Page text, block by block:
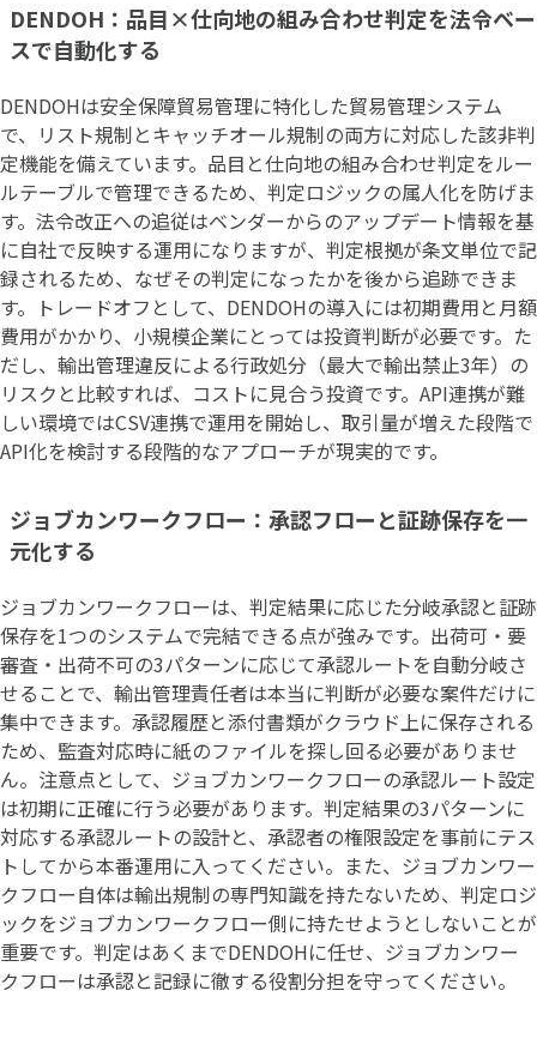
DENDOH：品目×仕向地の組み合わせ判定を法令ベー
スで自動化する
DENDOHは安全保障貿易管理に特化した貿易管理システム
で、リスト規制とキャッチオール規制の両方に対応した該非判
定機能を備えています。品目と仕向地の組み合わせ判定をルー
ルテーブルで管理できるため、判定ロジックの属人化を防げま
す。法令改正への追従はベンダーからのアップデート情報を基
に自社で反映する運用になりますが、判定根拠が条文単位で記
録されるため、なぜその判定になったかを後から追跡できま
す。トレードオフとして、DENDOHの導入には初期費用と月額
費用がかかり、小規模企業にとっては投資判断が必要です。た
だし、輸出管理違反による行政処分（最大で輸出禁止3年）の
リスクと比較すれば、コストに見合う投資です。API連携が難
しい環境ではCSV連携で運用を開始し、取引量が増えた段階で
API化を検討する段階的なアプローチが現実的です。
ジョブカンワークフロー：承認フローと証跡保存を一
元化する
ジョブカンワークフローは、判定結果に応じた分岐承認と証跡
保存を1つのシステムで完結できる点が強みです。出荷可・要
審査・出荷不可の3パターンに応じて承認ルートを自動分岐さ
せることで、輸出管理責任者は本当に判断が必要な案件だけに
集中できます。承認履歴と添付書類がクラウド上に保存される
ため、監査対応時に紙のファイルを探し回る必要がありませ
ん。注意点として、ジョブカンワークフローの承認ルート設定
は初期に正確に行う必要があります。判定結果の3パターンに
対応する承認ルートの設計と、承認者の権限設定を事前にテス
トしてから本番運用に入ってください。また、ジョブカンワー
クフロー自体は輸出規制の専門知識を持たないため、判定ロジ
ックをジョブカンワークフロー側に持たせようとしないことが
重要です。判定はあくまでDENDOHに任せ、ジョブカンワー
クフローは承認と記録に徹する役割分担を守ってください。